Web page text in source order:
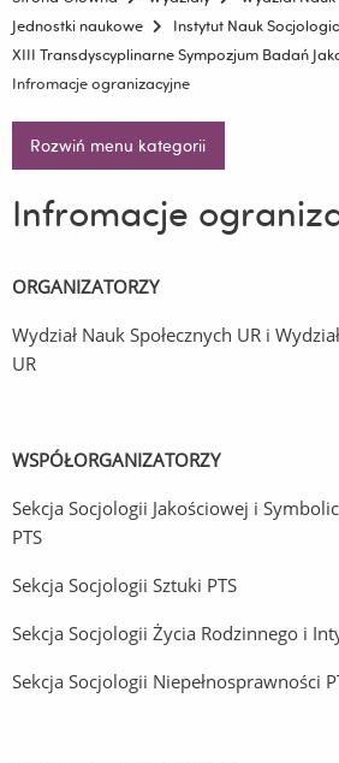
Jednostki naukowe
Instytut Nauk
XIII Transdyscyplinarne Sympozjum Badań
Infromacje ogranizacyjne
Rozwiń menu kategorii
Infromacje
ORGANIZATORZY
Wydział Nauk Społecznych UR i
UR
WSPÓŁORGANIZATORZY
Sekcja Socjologii Jakościowej i
PTS
Sekcja Socjologii Sztuki PTS
Sekcja Socjologii Życia Rodzinnego i
Sekcja Socjologii Niepełnosprawności